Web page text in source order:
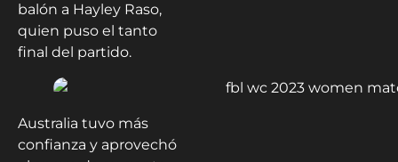
balón a Hayley Raso,
quien puso el tanto
final del partido.
Australia tuvo más
confianza y aprovechó